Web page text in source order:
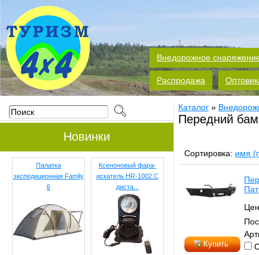
Внедорожное
Распродажа
Новинки
Палатка
экспедиционная Family
6
Ксеноновый фара-
искатель HR-1002.С
диста...
Каталог »
Передний
Сортировка: имя
Купить